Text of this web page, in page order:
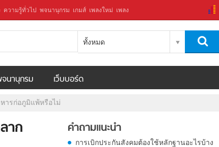
ความรู้ทั่วไป พจนานุกรม เกมส์ เพลงใหม่ เพลง
ทั้งหมด
นานุกรม เว็บบอร์ด
ารก่อภูมิแพ้หรือไม่
าก คำถามแนะนำ
การเบิกประกันสังคมต้องใช้หลักฐานอะไรบ้าง